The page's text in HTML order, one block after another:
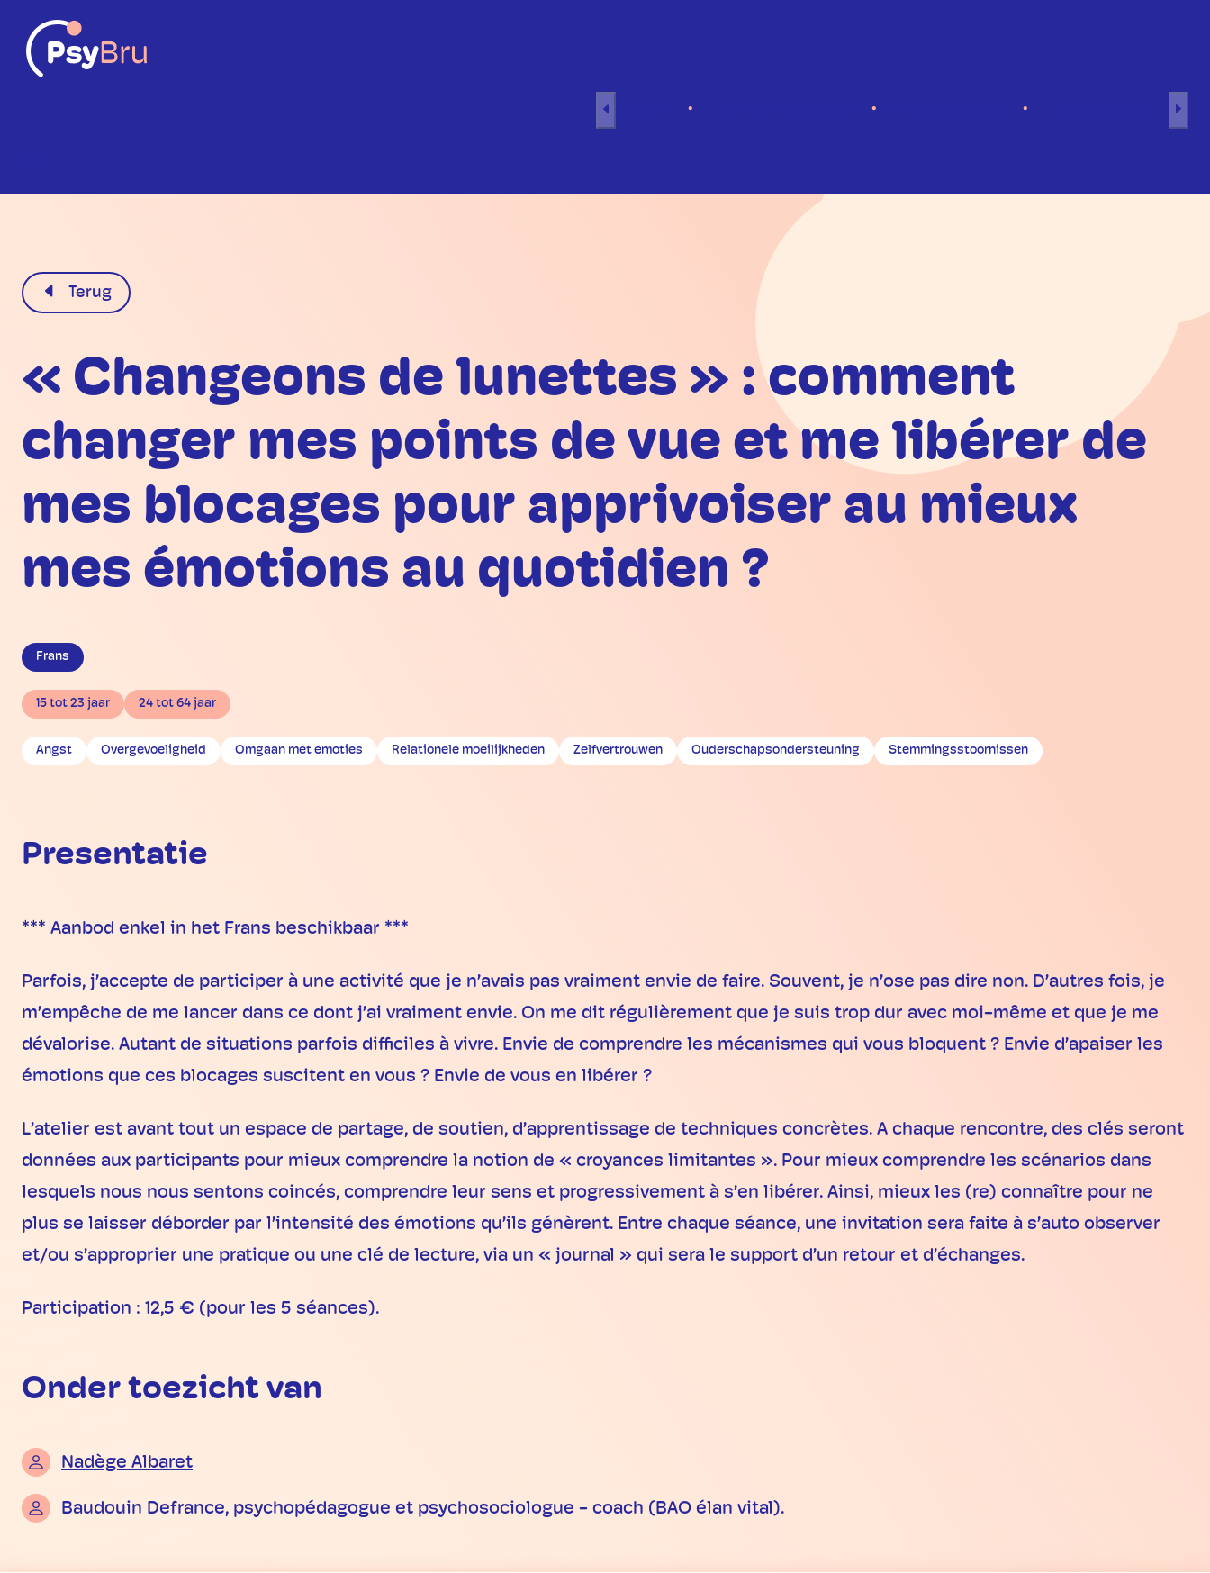
Terug
« Changeons de lunettes » : comment
changer mes points de vue et me libérer de
mes blocages pour apprivoiser au mieux
mes émotions au quotidien ?
Frans
15 tot 23 jaar 24 tot 64 jaar
Angst Overgevoeligheid Omgaan met emoties Relationele moeilijkheden Zelfvertrouwen Ouderschapsondersteuning Stemmingsstoornissen
Presentatie
*** Aanbod enkel in het Frans beschikbaar ***
Parfois, j’accepte de participer à une activité que je n’avais pas vraiment envie de faire. Souvent, je n’ose pas dire non. D’autres fois, je
m’empêche de me lancer dans ce dont j’ai vraiment envie. On me dit régulièrement que je suis trop dur avec moi-même et que je me
dévalorise. Autant de situations parfois difficiles à vivre. Envie de comprendre les mécanismes qui vous bloquent ? Envie d’apaiser les
émotions que ces blocages suscitent en vous ? Envie de vous en libérer ?
L’atelier est avant tout un espace de partage, de soutien, d’apprentissage de techniques concrètes. A chaque rencontre, des clés seront
données aux participants pour mieux comprendre la notion de « croyances limitantes ». Pour mieux comprendre les scénarios dans
lesquels nous nous sentons coincés, comprendre leur sens et progressivement à s’en libérer. Ainsi, mieux les (re) connaître pour ne
plus se laisser déborder par l’intensité des émotions qu’ils génèrent. Entre chaque séance, une invitation sera faite à s’auto observer
et/ou s’approprier une pratique ou une clé de lecture, via un « journal » qui sera le support d’un retour et d’échanges.
Participation : 12,5 € (pour les 5 séances).
Onder toezicht van
Nadège Albaret
Baudouin Defrance, psychopédagogue et psychosociologue - coach (BAO élan vital).